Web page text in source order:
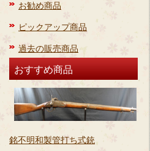
お勧め商品
ピックアップ商品
過去の販売商品
おすすめ商品
銘不明和製管打ち式銃